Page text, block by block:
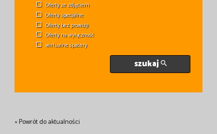
Oferty ze zdjęciem
Oferty specjalne
Oferty bez prowizji
Oferty na wyłączność
wirtualne spacery
szukaj
« Powrót do aktualności